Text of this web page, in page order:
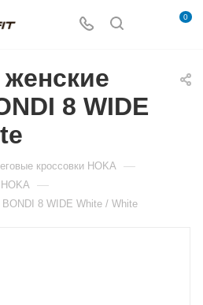
0
8 WIDE
кроссовки HOKA —
—
8 WIDE White / White